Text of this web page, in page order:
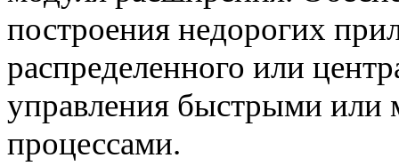
построения недорогих
распределенного или
управления быстрыми или
процессами.